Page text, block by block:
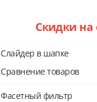
Скидки на
Слайдер в шапке
Cравнение товаров
Фасетный фильтр